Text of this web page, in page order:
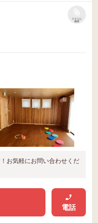
リストに
保存
お気軽にお問い合わせくだ
電話